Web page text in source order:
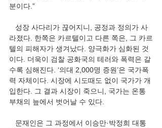
분이다.”
성장 사다리가 끊어지니, 공정과 정의가 사
라졌다. 한쪽은 카르텔이고 다른 쪽은, 그 카르
텔의 피해자가 생겨났다. 양극화가 심화된 것
이다. 더욱이 검찰 공화국의 테러와 폭력은 갈
수록 심해진다. ‘의대 2,000명 증원’은 국가폭
력 자체이다. 시장에 시도때도 없이 국가가 개
입한다. 그 결과 시장이 죽으니, 국가는 온통
부채의 늪에서 벗어날 수 있다.
문재인은 그 과정에서 이승만·박정희 대통